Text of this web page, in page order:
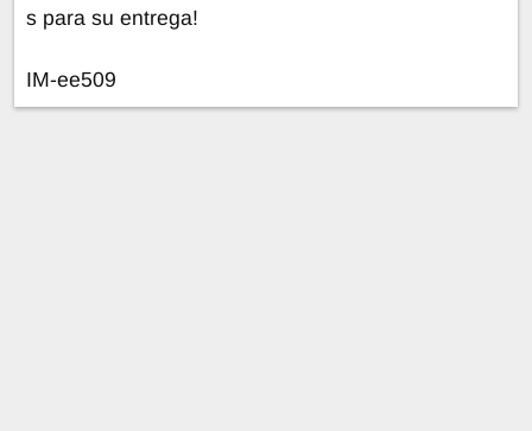
s para su entrega!
IM-ee509